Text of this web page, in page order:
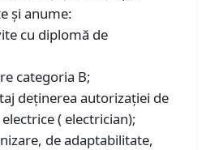
şi anume:
cu diplomă de
categoria B;
deținerea autorizației de
( electrician);
de adaptabilitate,